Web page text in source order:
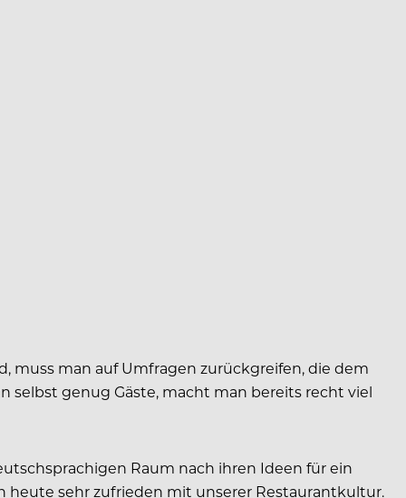
muss man auf Umfragen zurückgreifen, die dem
selbst genug Gäste, macht man bereits recht viel
Raum nach ihren Ideen für ein
heute sehr zufrieden mit unserer Restaurantkultur.